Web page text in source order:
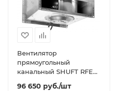
Вентилятор
прямоугольный
канальный SHUFT RFE
600х300-4 VIM
96 650 руб./шт